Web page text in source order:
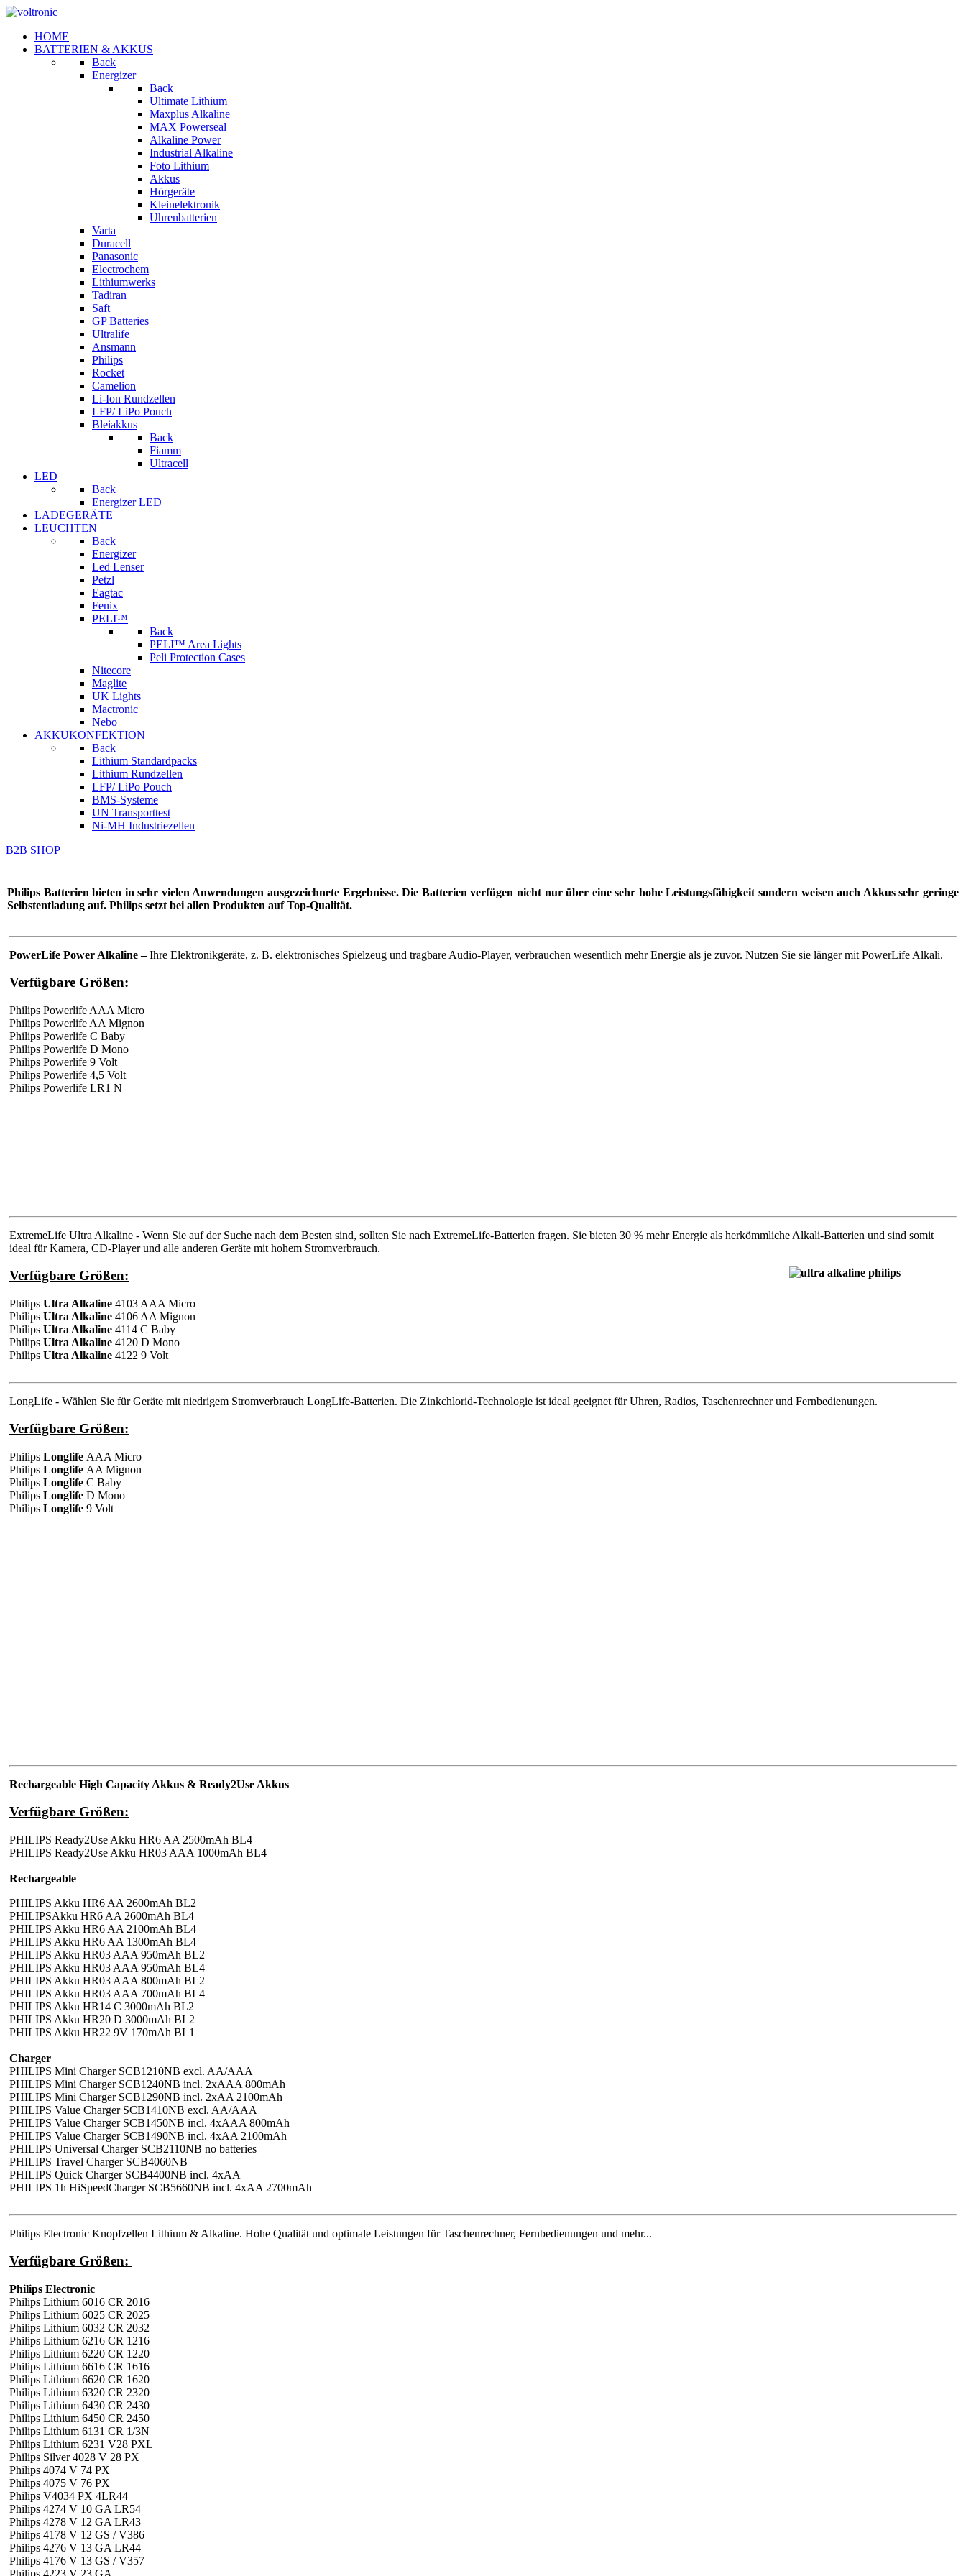
HOME
BATTERIEN & AKKUS
Back
Energizer
Back
Ultimate Lithium
Maxplus Alkaline
MAX Powerseal
Alkaline Power
Industrial Alkaline
Foto Lithium
Akkus
Hörgeräte
Kleinelektronik
Uhrenbatterien
Varta
Duracell
Panasonic
Electrochem
Lithiumwerks
Tadiran
Saft
GP Batteries
Ultralife
Ansmann
Philips
Rocket
Camelion
Li-Ion Rundzellen
LFP/ LiPo Pouch
Bleiakkus
Back
Fiamm
Ultracell
LED
Back
Energizer LED
LADEGERÄTE
LEUCHTEN
Back
Energizer
Led Lenser
Petzl
Eagtac
Fenix
PELI™
Back
PELI™ Area Lights
Peli Protection Cases
Nitecore
Maglite
UK Lights
Mactronic
Nebo
AKKUKONFEKTION
Back
Lithium Standardpacks
Lithium Rundzellen
LFP/ LiPo Pouch
BMS-Systeme
UN Transporttest
Ni-MH Industriezellen
B2B SHOP
Philips Batterien bieten in sehr vielen Anwendungen ausgezeichnete Ergebnisse. Die Batterien verfügen nicht nur über eine sehr hohe Leistungsfähigkeit sondern weisen auch Akkus sehr geringe
Selbstentladung auf. Philips setzt bei allen Produkten auf Top-Qualität.
PowerLife Power Alkaline –Ihre Elektronikgeräte, z. B. elektronisches Spielzeug und tragbare Audio-Player, verbrauchen wesentlich mehr Energie als je zuvor. Nutzen Sie sie länger mit PowerLife Alkali.
Verfügbare Größen:
Philips Powerlife AAA Micro
Philips Powerlife AA Mignon
Philips Powerlife C Baby
Philips Powerlife D Mono
Philips Powerlife 9 Volt
Philips Powerlife 4,5 Volt
Philips Powerlife LR1 N
ExtremeLife Ultra Alkaline - Wenn Sie auf der Suche nach dem Besten sind, sollten Sie nach ExtremeLife-Batterien fragen. Sie bieten 30 % mehr Energie als herkömmliche Alkali-Batterien und sind somit
ideal für Kamera, CD-Player und alle anderen Geräte mit hohem Stromverbrauch.
Verfügbare Größen:
Philips Ultra Alkaline 4103 AAA Micro
Philips Ultra Alkaline 4106 AA Mignon
Philips Ultra Alkaline 4114 C Baby
Philips Ultra Alkaline 4120 D Mono
Philips Ultra Alkaline 4122 9 Volt
LongLife - Wählen Sie für Geräte mit niedrigem Stromverbrauch LongLife-Batterien. Die Zinkchlorid-Technologie ist ideal geeignet für Uhren, Radios, Taschenrechner und Fernbedienungen.
Verfügbare Größen:
Philips Longlife AAA Micro
Philips Longlife AA Mignon
Philips Longlife C Baby
Philips Longlife D Mono
Philips Longlife 9 Volt
Rechargeable High Capacity Akkus & Ready2Use Akkus
Verfügbare Größen:
PHILIPS Ready2Use Akku HR6 AA 2500mAh BL4
PHILIPS Ready2Use Akku HR03 AAA 1000mAh BL4
Rechargeable
PHILIPS Akku HR6 AA 2600mAh BL2
PHILIPSAkku HR6 AA 2600mAh BL4
PHILIPS Akku HR6 AA 2100mAh BL4
PHILIPS Akku HR6 AA 1300mAh BL4
PHILIPS Akku HR03 AAA 950mAh BL2
PHILIPS Akku HR03 AAA 950mAh BL4
PHILIPS Akku HR03 AAA 800mAh BL2
PHILIPS Akku HR03 AAA 700mAh BL4
PHILIPS Akku HR14 C 3000mAh BL2
PHILIPS Akku HR20 D 3000mAh BL2
PHILIPS Akku HR22 9V 170mAh BL1
Charger
PHILIPS Mini Charger SCB1210NB excl. AA/AAA
PHILIPS Mini Charger SCB1240NB incl. 2xAAA 800mAh
PHILIPS Mini Charger SCB1290NB incl. 2xAA 2100mAh
PHILIPS Value Charger SCB1410NB excl. AA/AAA
PHILIPS Value Charger SCB1450NB incl. 4xAAA 800mAh
PHILIPS Value Charger SCB1490NB incl. 4xAA 2100mAh
PHILIPS Universal Charger SCB2110NB no batteries
PHILIPS Travel Charger SCB4060NB
PHILIPS Quick Charger SCB4400NB incl. 4xAA
PHILIPS 1h HiSpeedCharger SCB5660NB incl. 4xAA 2700mAh
Philips Electronic Knopfzellen Lithium & Alkaline. Hohe Qualität und optimale Leistungen für Taschenrechner, Fernbedienungen und mehr...
Verfügbare Größen:
Philips Electronic
Philips Lithium 6016 CR 2016
Philips Lithium 6025 CR 2025
Philips Lithium 6032 CR 2032
Philips Lithium 6216 CR 1216
Philips Lithium 6220 CR 1220
Philips Lithium 6616 CR 1616
Philips Lithium 6620 CR 1620
Philips Lithium 6320 CR 2320
Philips Lithium 6430 CR 2430
Philips Lithium 6450 CR 2450
Philips Lithium 6131 CR 1/3N
Philips Lithium 6231 V28 PXL
Philips Silver 4028 V 28 PX
Philips 4074 V 74 PX
Philips 4075 V 76 PX
Philips V4034 PX 4LR44
Philips 4274 V 10 GA LR54
Philips 4278 V 12 GA LR43
Philips 4178 V 12 GS / V386
Philips 4276 V 13 GA LR44
Philips 4176 V 13 GS / V357
Philips 4223 V 23 GA